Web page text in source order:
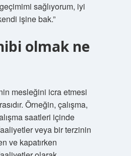
sağlıyorum, iyi
işine bak.”
olmak ne
mesleğini icra etmesi
Örneğin, çalışma,
saatleri içinde
veya bir terzinin
ve kapatırken